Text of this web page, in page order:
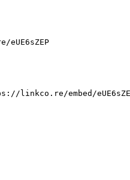
linkco.re/embed/